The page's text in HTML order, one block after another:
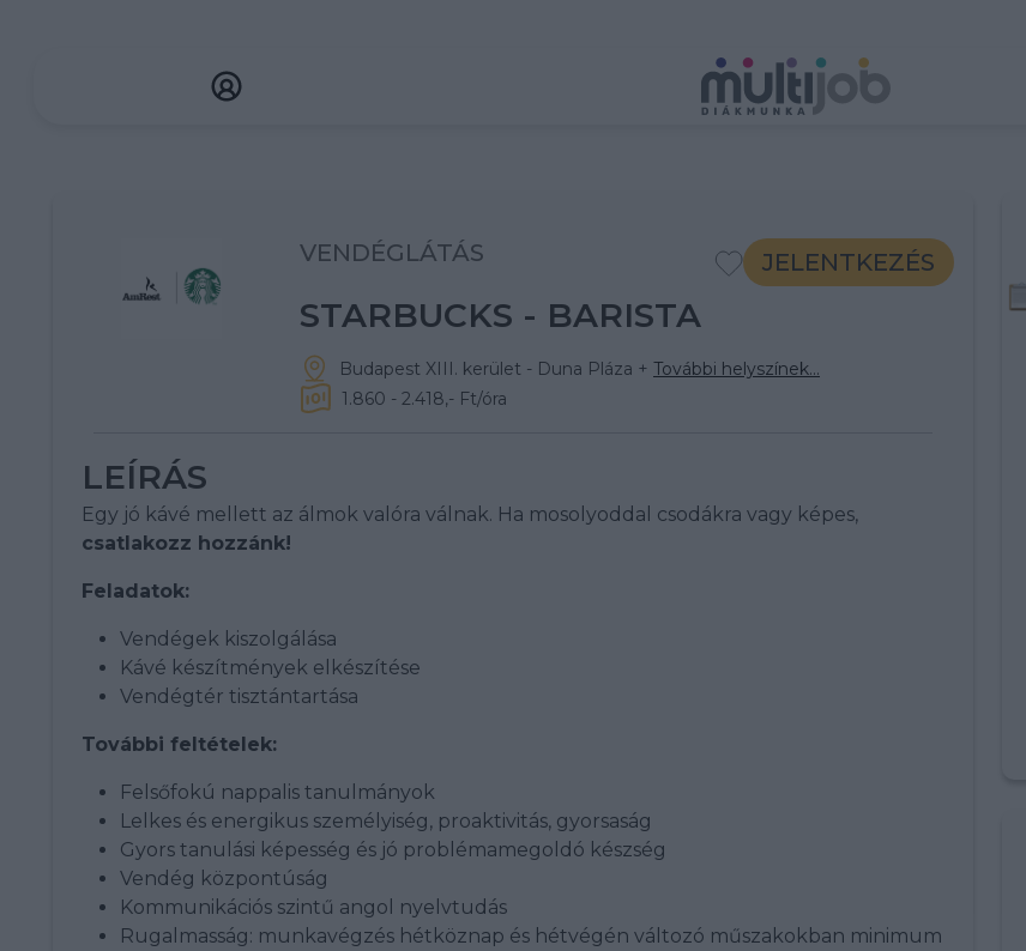
VENDÉGLÁTÁS JELENTKEZÉS
STARBUCKS - BARISTA
Budapest XIII. kerület - Duna Pláza + További helyszínek...
1.860 - 2.418,- Ft/óra
LEÍRÁS
Egy jó kávé mellett az álmok valóra válnak. Ha mosolyoddal csodákra vagy képes,
csatlakozz hozzánk!
Feladatok:
Vendégek kiszolgálása
Kávé készítmények elkészítése
Vendégtér tisztántartása
További feltételek:
Felsőfokú nappalis tanulmányok
Lelkes és energikus személyiség, proaktivitás, gyorsaság
Gyors tanulási képesség és jó problémamegoldó készség
Vendég központúság
Kommunikációs szintű angol nyelvtudás
Rugalmasság: munkavégzés hétköznap és hétvégén változó műszakokban minimum